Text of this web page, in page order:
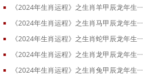
《2024年生肖运程》之生肖羊甲辰龙年生···
《2024年生肖运程》之生肖马甲辰龙年生···
《2024年生肖运程》之生肖蛇甲辰龙年生···
《2024年生肖运程》之生肖龙甲辰龙年生···
《2024年生肖运程》之生肖兔甲辰龙年生···